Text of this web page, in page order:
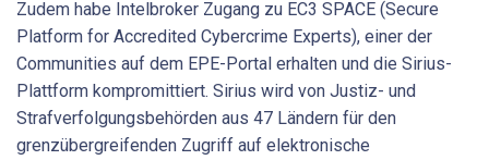
Zudem habe Intelbroker Zugang zu EC3 SPACE (Secure
Platform for Accredited Cybercrime Experts), einer der
Communities auf dem EPE-Portal erhalten und die Sirius-
Plattform kompromittiert. Sirius wird von Justiz- und
Strafverfolgungsbehörden aus 47 Ländern für den
grenzübergreifenden Zugriff auf elektronische